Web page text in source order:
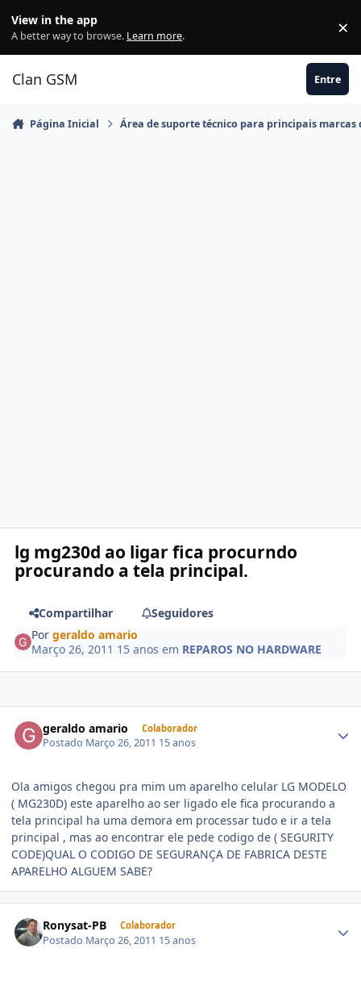
View in the app
A better way to browse. Learn more. ×
Clan GSM Entre
Página Inicial Área de suporte técnico para principais marcas
lg mg230d ao ligar fica procurndo
procurando a tela principal.
Compartilhar
Seguidores
Porgeraldo amario
Março 26, 2011 15 anos em REPAROS NO HARDWARE
geraldo amario Colaborador
Postado Março 26, 2011 15 anos
Ola amigos chegou pra mim um aparelho celular LG MODELO
( MG230D) este aparelho ao ser ligado ele fica procurando a
tela principal ha uma demora em processar tudo e ir a tela
principal , mas ao encontrar ele pede codigo de ( SEGURITY
CODE)QUAL O CODIGO DE SEGURANÇA DE FABRICA DESTE
APARELHO ALGUEM SABE?
Ronysat-PB Colaborador
Postado Março 26, 2011 15 anos